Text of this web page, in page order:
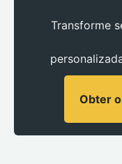
Transforme
Obter